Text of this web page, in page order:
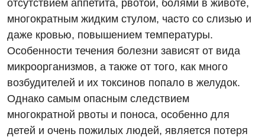
Вакансии
Мероприятия БПР
Интернатура
Энциклопедия
Программа лояльности
Диагностика
Диагностическое отделение
Инструментальная диагностика
Рентгенография
отсутствием аппетита, рвотой, болями в животе,
многократным жидким стулом, часто со слизью и
даже кровью, повышением температуры.
Особенности течения болезни зависят от вида
микроорганизмов, а также от того, как много
возбудителей и их токсинов попало в желудок.
Однако самым опасным следствием
многократной рвоты и поноса, особенно для
детей и очень пожилых людей, является потеря